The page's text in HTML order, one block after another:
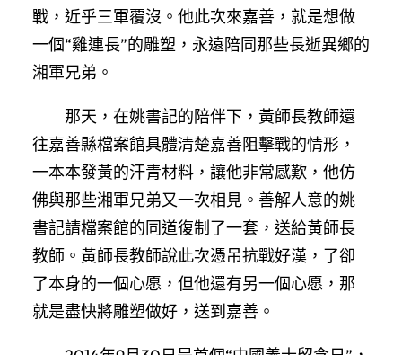
戰，近乎三軍覆沒。他此次來嘉善，就是想做
一個“雞連長”的雕塑，永遠陪同那些長逝異鄉的
湘軍兄弟。
那天，在姚書記的陪伴下，黃師長教師還
往嘉善縣檔案館具體清楚嘉善阻擊戰的情形，
一本本發黃的汗青材料，讓他非常感歎，他仿
佛與那些湘軍兄弟又一次相見。善解人意的姚
書記請檔案館的同道復制了一套，送給黃師長
教師。黃師長教師說此次憑吊抗戰好漢，了卻
了本身的一個心愿，但他還有另一個心愿，那
就是盡快將雕塑做好，送到嘉善。